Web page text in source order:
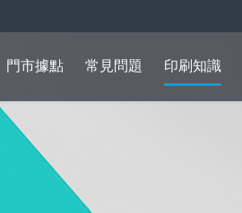
門市據點 常見問題 印刷知識